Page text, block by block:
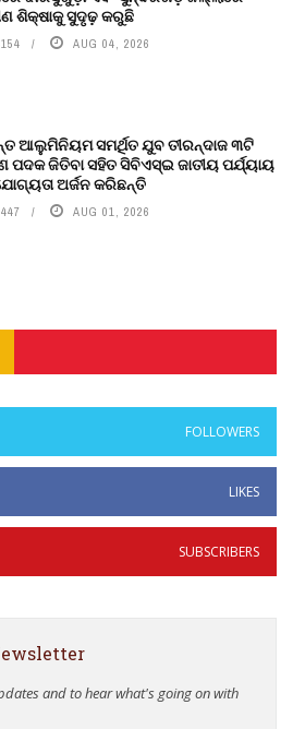
ଶିକ୍ଷାକୁ ସୁଦୃଢ଼ କରୁଛି
AUG 04, 2026
ଆଲୁମିନିୟମ ସମର୍ଥିତ ଯୁବ ତୀରନ୍ଦାଜ ୩ଟି
ପଦକ ଜିତିବା ସହିତ ସିବିଏସ୍ଇ ଜାତୀୟ ପର୍ଯ୍ୟାୟ
ଅର୍ଜନ କରିଛନ୍ତି
AUG 01, 2026
FOLLOWERS
LIKES
SUBSCRIBERS
and to hear what's going on with